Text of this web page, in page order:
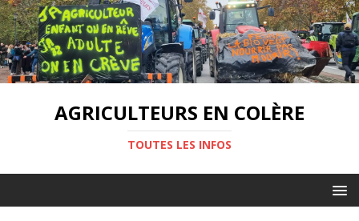
AGRICULTEURS EN COLÈRE
TOUTES LES INFOS